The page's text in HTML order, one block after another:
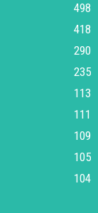
498
418
290
235
113
111
109
105
104